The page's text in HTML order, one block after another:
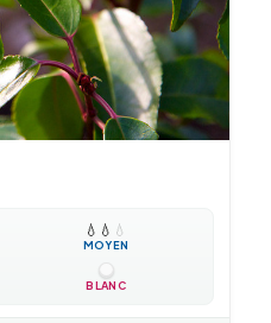
💧 💧 💧
MOYEN
BLANC